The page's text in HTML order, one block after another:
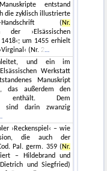
entstand
die zyklisch illustrierte
Handschrift (Nr.
der ›Elsässischen
um 1455 erhielt
(Nr. 2
und ein im
Werkstatt
Manuskript
das außerdem den
enthält. Dem
sind darin zwanzig
›Reckenspiel‹ – wie
die auch der
Pal. germ. 359 (Nr.
– Hildebrand und
und Siegfried)